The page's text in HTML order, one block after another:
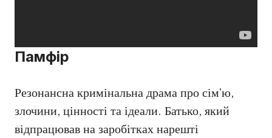
Памфір
Резонансна кримінальна драма про сім’ю,
злочини, цінності та ідеали. Батько, який
відпрацював на заробітках нарешті